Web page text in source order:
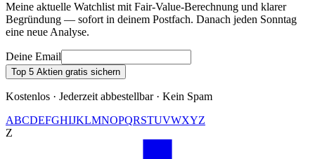
Meine aktuelle Watchlist mit Fair-Value-Berechnung und klarer
Begründung — sofort in deinem Postfach. Danach jeden Sonntag
eine neue Analyse.
Deine Email
Top 5 Aktien gratis sichern
Kostenlos · Jederzeit abbestellbar · Kein Spam
ABCDEFGHIJKLMNOPQRSTUVWXYZ
Z